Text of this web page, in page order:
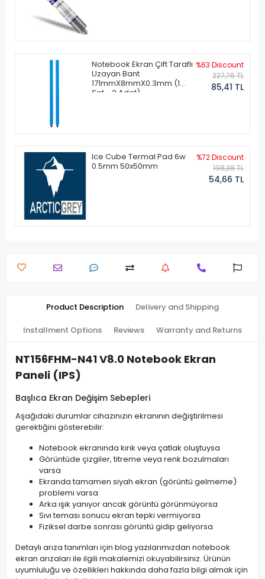
Notebook Ekran Çift Taraflı
Uzayan Bant
171mmX8mmX0.3mm (1
Set - 2 Adet)
%63 Discount
227,76 TL
85,41 TL
Ice Cube Termal Pad 6w
0.5mm 50x50mm
%72 Discount
198,38 TL
54,66 TL
Product Description Delivery and Shipping
Installment Options Reviews Warranty and Returns
NT156FHM-N41 V8.0 Notebook Ekran
Paneli (IPS)
Başlıca Ekran Değişim Sebepleri
Aşağıdaki durumlar cihazınızın ekranının değiştirilmesi
gerektiğini gösterebilir:
Notebook ekranında kırık veya çatlak oluştuysa
Görüntüde çizgiler, titreme veya renk bozulmaları
varsa
Ekranda tamamen siyah ekran (görüntü gelmeme)
problemi varsa
Arka ışık yanıyor ancak görüntü görünmüyorsa
Sıvı teması sonucu ekran tepki vermiyorsa
Fiziksel darbe sonrası görüntü gidip geliyorsa
Detaylı arıza tanımları için blog yazılarımızdan notebook
ekran arızaları ile ilgili makalemizi okuyabilirsiniz. Ürünün
uyumluluğu ve özellikleri hakkında daha fazla bilgi almak için